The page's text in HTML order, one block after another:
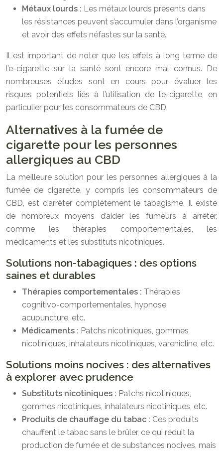
Métaux lourds : Les métaux lourds présents dans
les résistances peuvent s’accumuler dans l’organisme
et avoir des effets néfastes sur la santé.
Il est important de noter que les effets à long terme de
l’e-cigarette sur la santé sont encore mal connus. De
nombreuses études sont en cours pour évaluer les
risques potentiels liés à l’utilisation de l’e-cigarette, en
particulier pour les consommateurs de CBD.
Alternatives à la fumée de
cigarette pour les personnes
allergiques au CBD
La meilleure solution pour les personnes allergiques à la
fumée de cigarette, y compris les consommateurs de
CBD, est d’arrêter complètement le tabagisme. Il existe
de nombreux moyens d’aider les fumeurs à arrêter,
comme les thérapies comportementales, les
médicaments et les substituts nicotiniques.
Solutions non-tabagiques : des options
saines et durables
Thérapies comportementales : Thérapies
cognitivo-comportementales, hypnose,
acupuncture, etc.
Médicaments : Patchs nicotiniques, gommes
nicotiniques, inhalateurs nicotiniques, varenicline, etc.
Solutions moins nocives : des alternatives
à explorer avec prudence
Substituts nicotiniques : Patchs nicotiniques,
gommes nicotiniques, inhalateurs nicotiniques, etc.
Produits de chauffage du tabac : Ces produits
chauffent le tabac sans le brûler, ce qui réduit la
production de fumée et de substances nocives, mais